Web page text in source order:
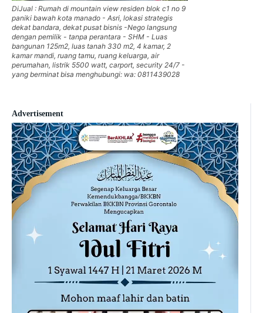
Advertisement
DiJual : Rumah di mountain view residen blok c1 no 9
paniki bawah kota manado - Asri, lokasi strategis
dekat bandara, dekat pusat bisnis -Nego langsung
dengan pemilik - tanpa perantara - SHM - Luas
bangunan 125m2, luas tanah 330 m2, 4 kamar, 2
kamar mandi, ruang tamu, ruang keluarga, air
perumahan, listrik 5500 watt, carport, security 24/7 -
yang berminat bisa menghubungi: wa: 0811439028